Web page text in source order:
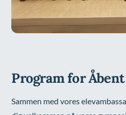
Program for
Sammen med vores